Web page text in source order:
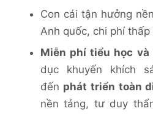
Con cái tận hưởng
Anh quốc, chi phí thấp
Miễn phí tiểu học và
dục khuyến khích
đến phát triển toàn
nền tảng, tư duy